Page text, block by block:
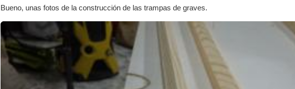
Bueno, unas fotos de la construcción de las trampas de graves.